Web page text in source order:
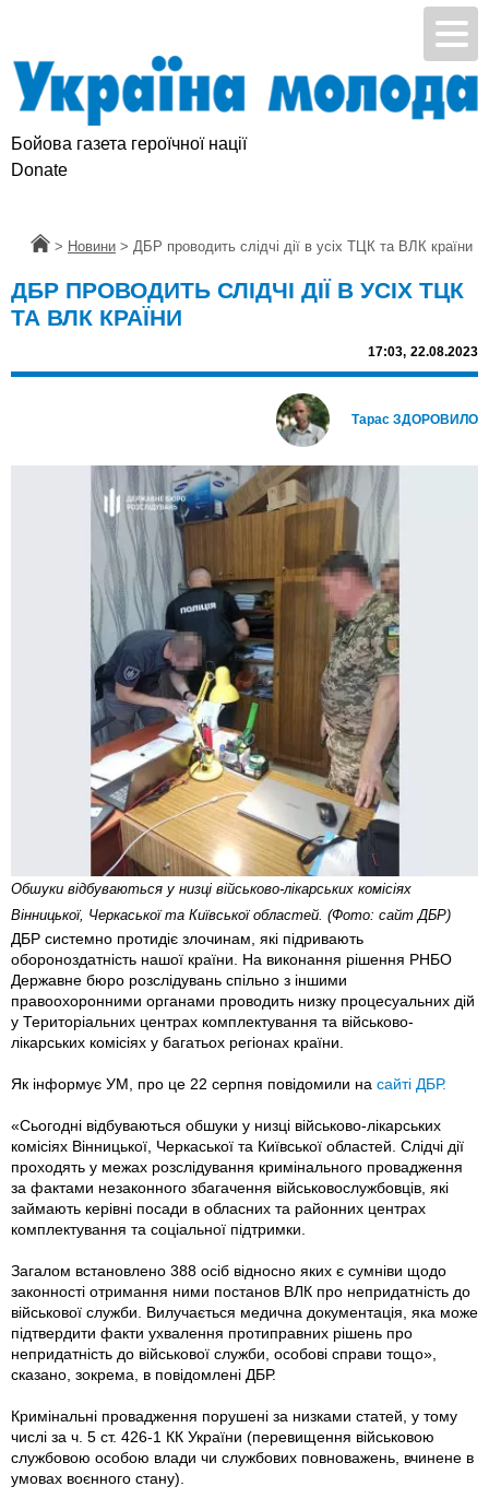
Бойова газета героїчної нації
Donate
Головна
> Новини > ДБР проводить слідчі дії в усіх ТЦК та ВЛК країни
ДБР ПРОВОДИТЬ СЛІДЧІ ДІЇ В УСІХ ТЦК
ТА ВЛК КРАЇНИ
17:03, 22.08.2023
Тарас ЗДОРОВИЛО
Обшуки відбуваються у низці військово-лікарських комісіях
Вінницької, Черкаської та Київської областей. (Фото: сайт ДБР)
ДБР системно протидіє злочинам, які підривають
обороноздатність нашої країни. На виконання рішення РНБО
Державне бюро розслідувань спільно з іншими
правоохоронними органами проводить низку процесуальних дій
у Територіальних центрах комплектування та військово-
лікарських комісіях у багатьох регіонах країни.
Як інформує УМ, про це 22 серпня повідомили на сайті ДБР.
«Сьогодні відбуваються обшуки у низці військово-лікарських
комісіях Вінницької, Черкаської та Київської областей. Слідчі дії
проходять у межах розслідування кримінального провадження
за фактами незаконного збагачення військовослужбовців, які
займають керівні посади в обласних та районних центрах
комплектування та соціальної підтримки.
Загалом встановлено 388 осіб відносно яких є сумніви щодо
законності отримання ними постанов ВЛК про непридатність до
військової служби. Вилучається медична документація, яка може
підтвердити факти ухвалення протиправних рішень про
непридатність до військової служби, особові справи тощо»,
сказано, зокрема, в повідомлені ДБР.
Кримінальні провадження порушені за низками статей, у тому
числі за ч. 5 ст. 426-1 КК України (перевищення військовою
службовою особою влади чи службових повноважень, вчинене в
умовах воєнного стану).